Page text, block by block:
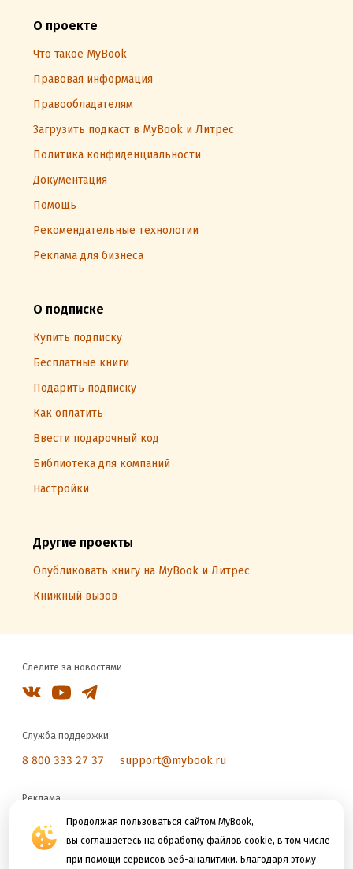
Продолжая пользоваться сайтом MyBook,
вы соглашаетесь на обработку файлов cookie, в том числе
при помощи сервисов веб-аналитики. Благодаря этому
О проекте
Что такое MyBook
Правовая информация
Правообладателям
Загрузить подкаст в MyBook и Литрес
Политика конфиденциальности
Документация
Помощь
Рекомендательные технологии
Реклама для бизнеса
О подписке
Купить подписку
Бесплатные книги
Подарить подписку
Как оплатить
Ввести подарочный код
Библиотека для компаний
Настройки
Другие проекты
Опубликовать книгу на MyBook и Литрес
Книжный вызов
Следите за новостями
Служба поддержки
8 800 333 27 37 support@mybook.ru
Реклама
reklama@litres.ru
Мы принимаем к оплате